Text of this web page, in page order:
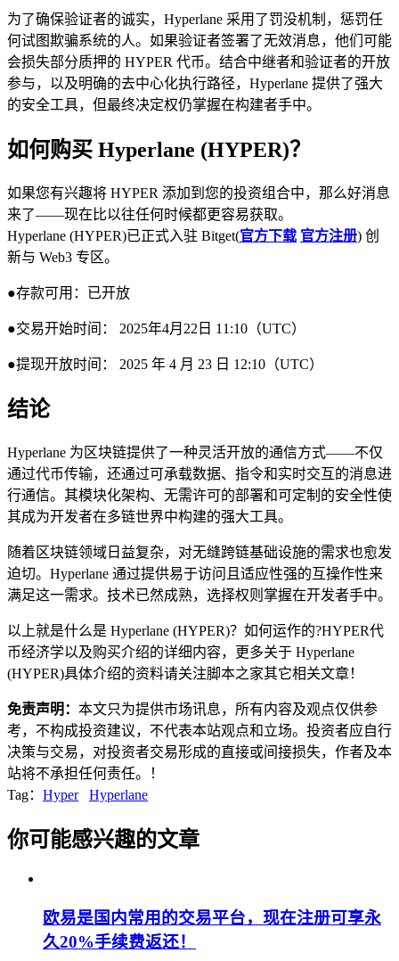
为了确保验证者的诚实，Hyperlane 采用了罚没机制，惩罚任
何试图欺骗系统的人。如果验证者签署了无效消息，他们可能
会损失部分质押的 HYPER 代币。结合中继者和验证者的开放
参与，以及明确的去中心化执行路径，Hyperlane 提供了强大
的安全工具，但最终决定权仍掌握在构建者手中。
如何购买 Hyperlane (HYPER)？
如果您有兴趣将 HYPER 添加到您的投资组合中，那么好消息
来了——现在比以往任何时候都更容易获取。
Hyperlane (HYPER)已正式入驻 Bitget(官方下载 官方注册) 创
新与 Web3 专区。
●存款可用：已开放
●交易开始时间： 2025年4月22日 11:10（UTC）
●提现开放时间： 2025 年 4 月 23 日 12:10（UTC）
结论
Hyperlane 为区块链提供了一种灵活开放的通信方式——不仅
通过代币传输，还通过可承载数据、指令和实时交互的消息进
行通信。其模块化架构、无需许可的部署和可定制的安全性使
其成为开发者在多链世界中构建的强大工具。
随着区块链领域日益复杂，对无缝跨链基础设施的需求也愈发
迫切。Hyperlane 通过提供易于访问且适应性强的互操作性来
满足这一需求。技术已然成熟，选择权则掌握在开发者手中。
以上就是什么是 Hyperlane (HYPER)？如何运作的?HYPER代
币经济学以及购买介绍的详细内容，更多关于 Hyperlane
(HYPER)具体介绍的资料请关注脚本之家其它相关文章！
免责声明： 本文只为提供市场讯息，所有内容及观点仅供参
考，不构成投资建议，不代表本站观点和立场。投资者应自行
决策与交易，对投资者交易形成的直接或间接损失，作者及本
站将不承担任何责任。！
Tag： Hyper Hyperlane
你可能感兴趣的文章
欧易是国内常用的交易平台，现在注册可享永
久20%手续费返还！